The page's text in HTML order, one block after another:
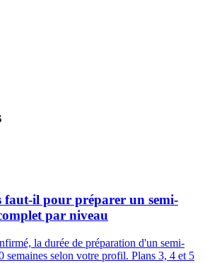
faut-il pour préparer un semi-
par niveau
la durée de préparation d'un semi-
semaines selon votre profil. Plans 3, 4 et 5